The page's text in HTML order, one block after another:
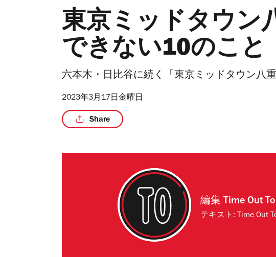
東京ミッドタウン
できない10のこと
六本木・日比谷に続く「東京ミッドタウン八
2023年3月17日金曜日
Share
編集 Time Out
テキスト: Time Out